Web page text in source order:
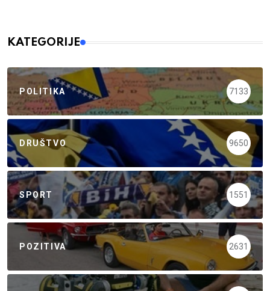
KATEGORIJE
POLITIKA 7133
DRUŠTVO 9650
SPORT 1551
POZITIVA 2631